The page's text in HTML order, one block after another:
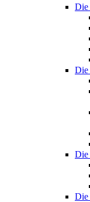
Die
Die
Die
Die